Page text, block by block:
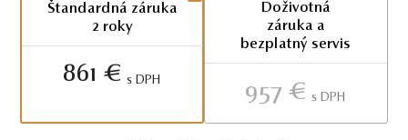
Štandardná záruka
2 roky
861 € S DPH
Doživotná
záruka a
bezplatný servis
957 € S DPH